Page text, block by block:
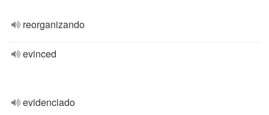
reorganizando
evinced
evidenciado